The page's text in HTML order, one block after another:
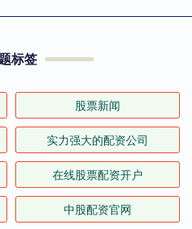
标签
股票新闻
实力强大的配资公司
在线股票配资开户
中股配资官网